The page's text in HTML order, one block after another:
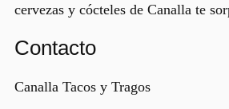
cervezas y cócteles de Canalla te
Contacto
Canalla Tacos y Tragos